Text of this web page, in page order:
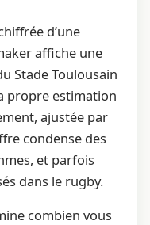
d’une
affiche une
Stade Toulousain
propre estimation
ajustée par
condense des
et parfois
dans le rugby.
combien vous